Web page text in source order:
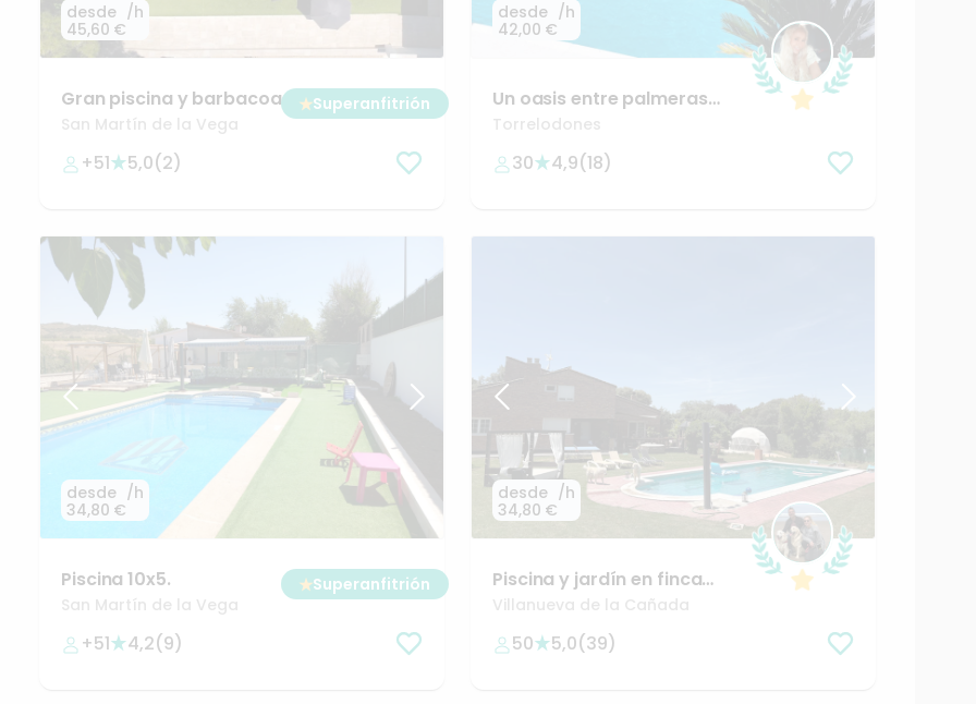
desde
45,60 €
/h
Gran piscina y barbacoaenamplia
fincaa25 minde Madrid
San Martín de la Vega
+51 5,0(2)
★Superanfitrión
desde
42,00 €
/h
Un oasis entre palmeras
con vistas a
Torrelodones
30 4,9(18)
desde
34,80 €
/h
Piscina 10x5.
San Martín de la Vega
+51 4,2(9)
★Superanfitrión
desde
34,80 €
/h
Piscina y jardín en finca
privadaenBoadilla del
Villanueva de la Cañada
50 5,0(39)